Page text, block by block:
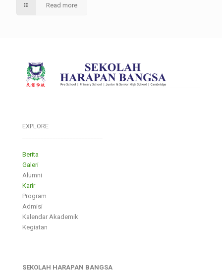
Read more
EXPLORE
Berita
Galeri
Alumni
Karir
Program
Admisi
Kalendar Akademik
Kegiatan
SEKOLAH HARAPAN BANGSA